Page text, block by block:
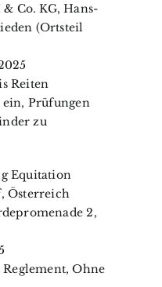
Co. KG, Hans-
(Ortsteil
Reiten
ein, Prüfungen
zu
Equitation
Österreich
2,
Ohne